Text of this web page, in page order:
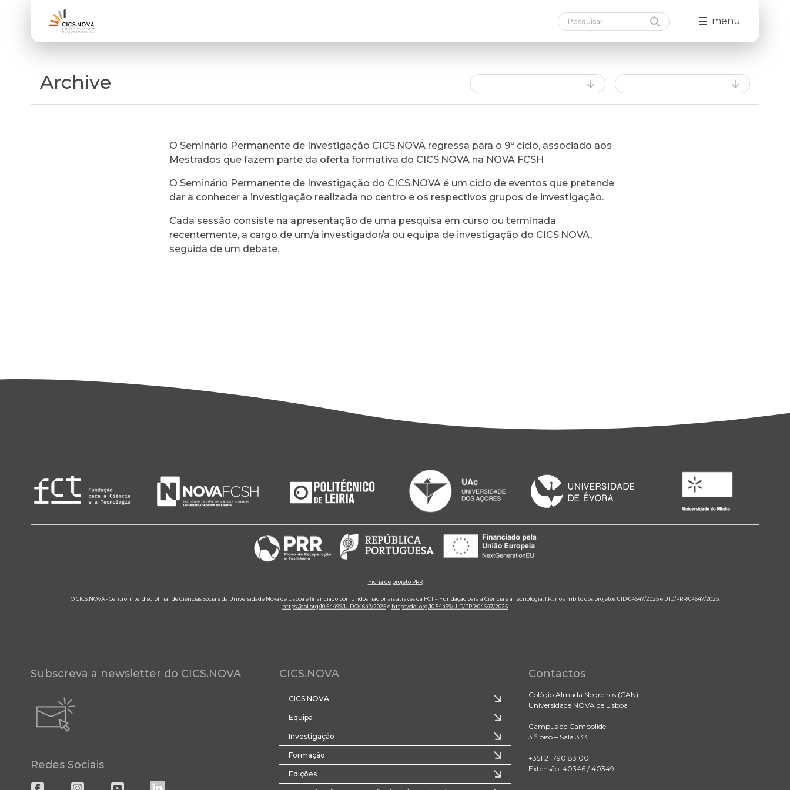
menu
Archive
O Seminário Permanente de Investigação CICS.NOVA regressa para o 9º ciclo, associado aos
Mestrados que fazem parte da oferta formativa do CICS.NOVA na NOVA FCSH
O Seminário Permanente de Investigação do CICS.NOVA é um ciclo de eventos que pretende
dar a conhecer a investigação realizada no centro e os respectivos grupos de investigação.
Cada sessão consiste na apresentação de uma pesquisa em curso ou terminada
recentemente, a cargo de um/a investigador/a ou equipa de investigação do CICS.NOVA,
seguida de um debate.
Ficha de projeto PRR
O CICS.NOVA - Centro Interdisciplinar de Ciências Sociais da Universidade Nova de Lisboa é financiado por fundos nacionais através da FCT – Fundação para a Ciência e a Tecnologia, I.P., no âmbito dos projetos UID/04647/2025 e UID/PRR/04647/2025.
https://doi.org/10.54499/UID/04647/2025e https://doi.org/10.54499/UID/PRR/04647/2025
Subscreva a newsletter do CICS.NOVA
Redes Sociais
CICS.NOVA
CICS.NOVA
Equipa
Investigação
Formação
Edições
Contactos
Colégio Almada Negreiros (CAN)
Universidade NOVA de Lisboa
Campus de Campolide
3.º piso – Sala 333
+351 21 790 83 00
Extensão: 40346 / 40349